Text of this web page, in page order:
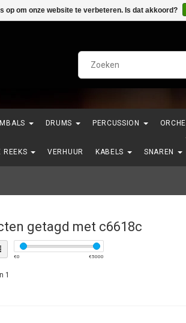
DRUMS PERCUSSION
REEKS VERHUUR KABELS SNAREN
getagd met c6618c
€0 €5000
1
op om onze website te verbeteren. Is dat akkoord?